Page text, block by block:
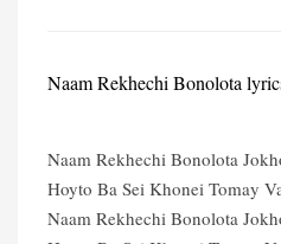
Naam Rekhechi Bonolota
Naam Rekhechi Bonolota
Hoyto Ba Sei Khonei Tomay
Naam Rekhechi Bonolota